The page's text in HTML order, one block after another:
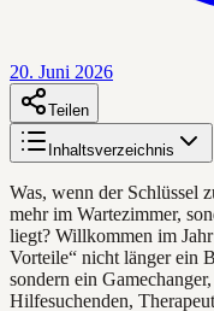
20. Juni 2026
Teilen
Inhaltsverzeichnis
Was, wenn der Schlüssel
mehr im Wartezimmer,
liegt? Willkommen im
Vorteile“ nicht länger ein
sondern ein
Hilfesuchenden,